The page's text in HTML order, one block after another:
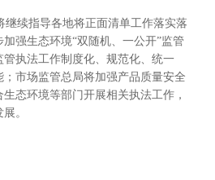
续指导各地将正面清单工作落实落
强生态环境“双随机、一公开”监管
执法工作制度化、规范化、统一
市场监管总局将加强产品质量安全
态环境等部门开展相关执法工作，
。